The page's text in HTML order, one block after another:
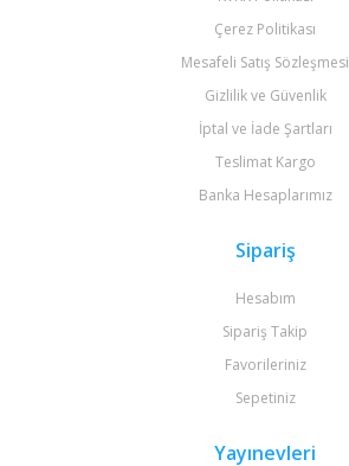
Çerez Politikası
Mesafeli Satış Sözleşmesi
Gizlilik ve Güvenlik
İptal ve İade Şartları
Teslimat Kargo
Banka Hesaplarımız
Sipariş
Hesabım
Sipariş Takip
Favorileriniz
Sepetiniz
Yayınevleri